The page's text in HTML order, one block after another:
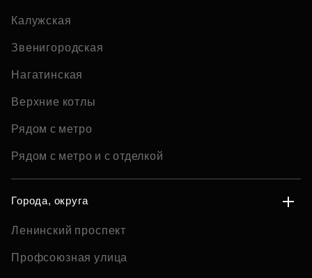
Калужская
Звенигородская
Нагатинская
Верхние котлы
Рядом с метро
Рядом с метро и с отделкой
Города, округа
Ленинский проспект
Профсоюзная улица